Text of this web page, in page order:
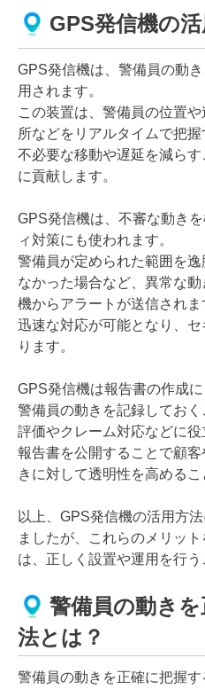
GPS発信機の
GPS発信機は、警備員の動
用されます。
この装置は、警備員の位置
所などをリアルタイムで把握
不必要な移動や遅延を減ら
に貢献します。
GPS発信機は、不審な動き
ィ対策にも使われます。
警備員が定められた範囲を
なかった場合など、異常な
機からアラートが送信されま
迅速な対応が可能となり、
ります。
GPS発信機は報告書の作成に
警備員の動きを記録してお
評価やクレーム対応などに役
報告書を公開することで顧
きに対して透明性を高めるこ
以上、GPS発信機の活用方
ましたが、これらのメリッ
は、正しく設置や運用を行う
警備員の動き
法とは？
警備員の動きを正確に把握